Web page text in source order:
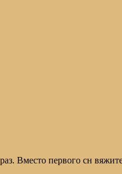
Вместо первого сн